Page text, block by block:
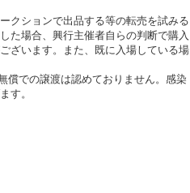
クションで出品する等の転売を試みる
た場合、興行主催者自らの判断で購入
ざいます。また、既に入場している場
償での譲渡は認めておりません。感染
す。